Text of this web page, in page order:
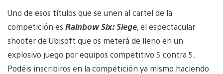
Uno de esos títulos que se unen al cartel de la
competición es Rainbow Six: Siege, el espectacular
shooter de Ubisoft que os meterá de lleno en un
explosivo juego por equipos competitivo 5 contra 5.
Podéis inscribiros en la competición ya mismo haciendo